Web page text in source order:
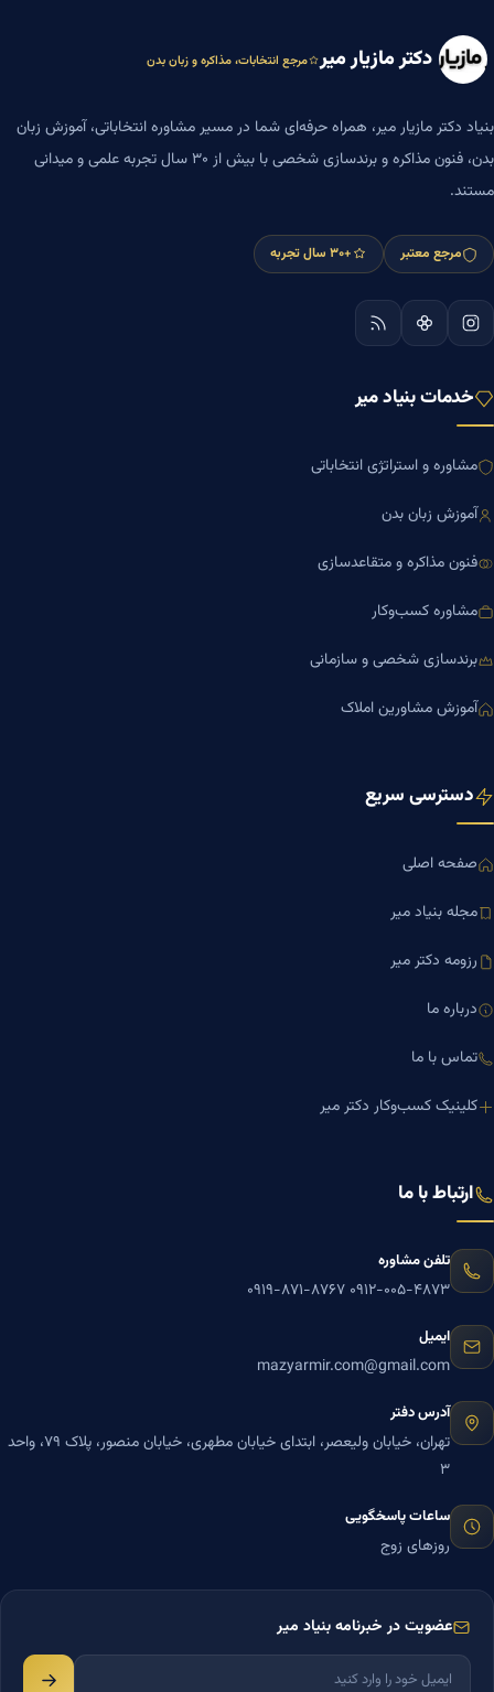
دکتر مازیار میر مرجع انتخابات، مذاکره و زبان بدن
بنیاد دکتر مازیار میر، همراه حرفه‌ای شما در مسیر مشاوره انتخاباتی، آموزش زبان
بدن، فنون مذاکره و برندسازی شخصی با بیش از ۳۰ سال تجربه علمی و میدانی
مستند.
مرجع معتبر +۳۰ سال تجربه
خدمات بنیاد میر
مشاوره و استراتژی انتخاباتی
آموزش زبان بدن
فنون مذاکره و متقاعدسازی
مشاوره کسب‌وکار
برندسازی شخصی و سازمانی
آموزش مشاورین املاک
دسترسی سریع
صفحه اصلی
مجله بنیاد میر
رزومه دکتر میر
درباره ما
تماس با ما
کلینیک کسب‌وکار دکتر میر
ارتباط با ما
تلفن مشاوره
۰۹۱۲-۰۰۵-۴۸۷۳ ۰۹۱۹-۸۷۱-۸۷۶۷
ایمیل
mazyarmir.com@gmail.com
آدرس دفتر
تهران، خیابان ولیعصر، ابتدای خیابان مطهری، خیابان منصور، پلاک ۷۹، واحد
۳
ساعات پاسخگویی
روزهای زوج
عضویت در خبرنامه بنیاد میر